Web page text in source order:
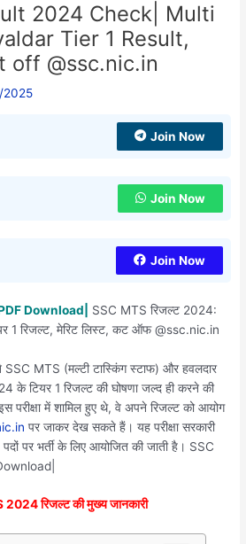
2024 Check| Multi
Tier 1 Result,
off @ssc.nic.in
2025
Join Now
Join Now
Join Now
Download|
SSC MTS रिजल्ट 2024:
1 रिजल्ट, मेरिट लिस्ट, कट ऑफ @ssc.nic.in
SSC MTS (मल्टी टास्किंग स्टाफ) और हवलदार
के टियर 1 रिजल्ट की घोषणा जल्द ही करने की
परीक्षा में शामिल हुए थे, वे अपने रिजल्ट को आयोग
पर जाकर देख सकते हैं। यह परीक्षा सरकारी
पर भर्ती के लिए आयोजित की जाती है। SSC
रिजल्ट की मुख्य जानकारी